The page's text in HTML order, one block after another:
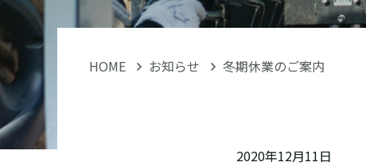
HOME お知らせ 冬期休業のご案内
2020年12月11日